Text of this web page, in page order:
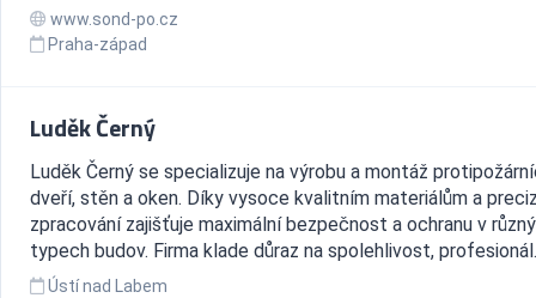
www.sond-po.cz
Praha-západ
Luděk Černý
Luděk Černý se specializuje na výrobu a montáž
dveří, stěn a oken. Díky vysoce kvalitním materiálům a
zpracování zajišťuje maximální bezpečnost a ochranu v
typech budov. Firma klade důraz na spolehlivost,
Ústí nad Labem